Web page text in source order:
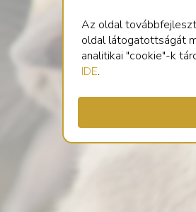
Az oldal
oldal látogatottságát
analitikai "cookie"-k
IDE.